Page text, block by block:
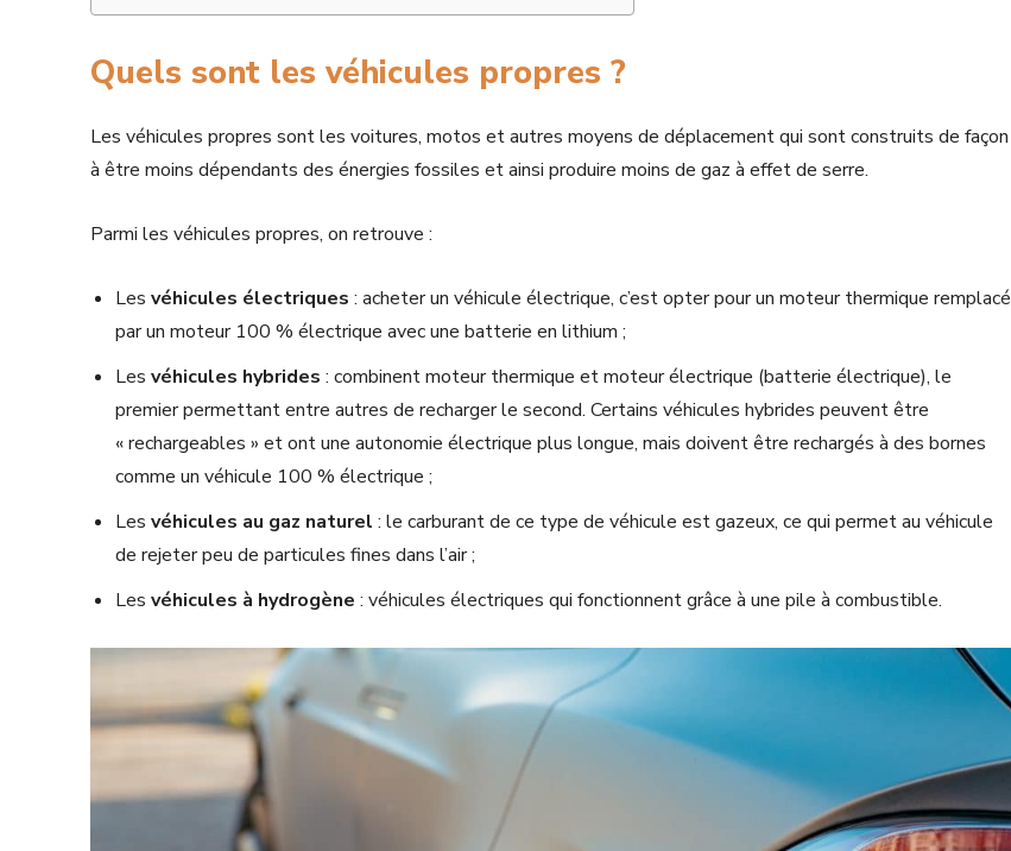
Quels sont les véhicules propres ?
Les véhicules propres sont les voitures, motos et autres moyens de déplacement qui sont construits de façon
à être moins dépendants des énergies fossiles et ainsi produire moins de gaz à effet de serre.
Parmi les véhicules propres, on retrouve :
Les véhicules électriques : acheter un véhicule électrique, c’est opter pour un moteur thermique remplacé
par un moteur 100 % électrique avec une batterie en lithium ;
Les véhicules hybrides : combinent moteur thermique et moteur électrique (batterie électrique), le
premier permettant entre autres de recharger le second. Certains véhicules hybrides peuvent être
« rechargeables » et ont une autonomie électrique plus longue, mais doivent être rechargés à des bornes
comme un véhicule 100 % électrique ;
Les véhicules au gaz naturel : le carburant de ce type de véhicule est gazeux, ce qui permet au véhicule
de rejeter peu de particules fines dans l’air ;
Les véhicules à hydrogène : véhicules électriques qui fonctionnent grâce à une pile à combustible.